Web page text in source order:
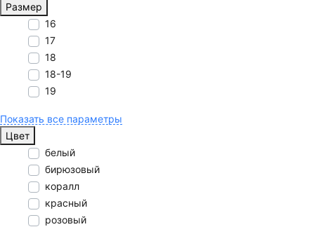
Размер
16
17
18
18-19
19
Показать все параметры
Цвет
белый
бирюзовый
коралл
красный
розовый